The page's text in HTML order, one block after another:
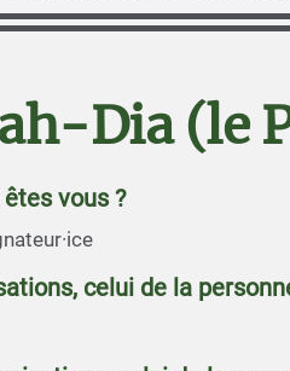
Dia (le
vous ?
celui de la